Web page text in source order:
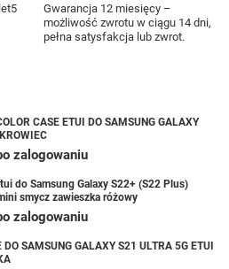
Gwarancja 12 miesięcy –
możliwość zwrotu w ciągu 14 dni,
pełna satysfakcja lub zwrot.
CASE ETUI DO SAMSUNG GALAXY
zalogowaniu
do Samsung Galaxy S22+ (S22 Plus)
smycz zawieszka różowy
zalogowaniu
DO SAMSUNG GALAXY S21 ULTRA 5G ETUI